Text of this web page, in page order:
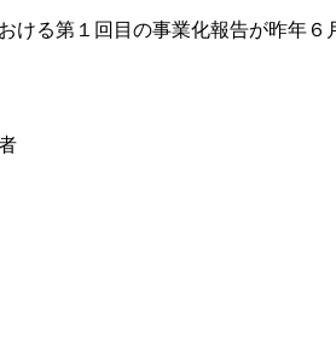
る第１回目の事業化報告が昨年